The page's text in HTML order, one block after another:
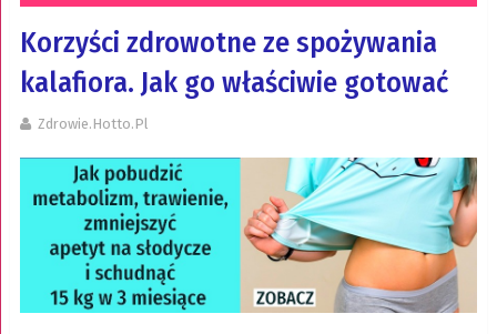
Korzyści zdrowotne ze spożywania
kalafiora. Jak go właściwie gotować
Zdrowie.hotto.pl